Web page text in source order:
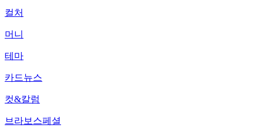
컬처
머니
테마
카드뉴스
컷&칼럼
브라보스페셜